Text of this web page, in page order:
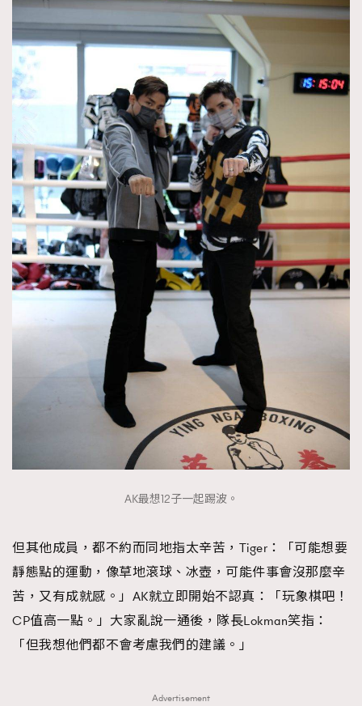
AK最想12子一起踢波。
但其他成員，都不約而同地指太辛苦，Tiger：「可能想要
靜態點的運動，像草地滾球、冰壺，可能件事會沒那麼辛
苦，又有成就感。」AK就立即開始不認真：「玩象棋吧！
CP值高一點。」大家亂說一通後，隊長Lokman笑指：
「但我想他們都不會考慮我們的建議。」
Advertisement